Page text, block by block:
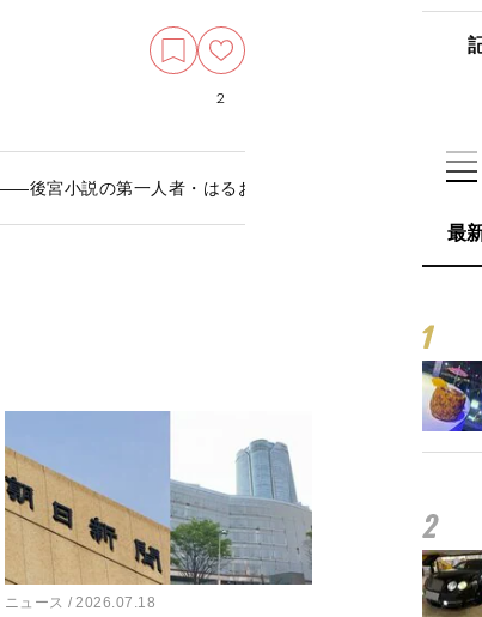
2
後宮小説の第一人者・はるおかりのにその魅力を訊く そ
ニュース 2026.07.18
最